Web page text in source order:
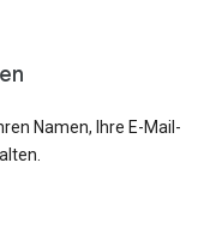
Namen, Ihre E-Mail-